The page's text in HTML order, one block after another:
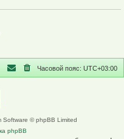
Часовой пояс: UTC+03:00
Software © phpBB Limited
phpBB